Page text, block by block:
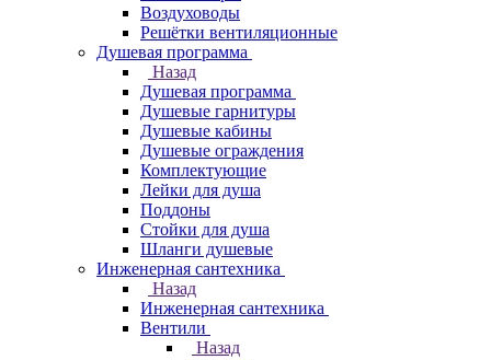
Воздуховоды
Решётки вентиляционные
Душевая программа
Назад
Душевая программа
Душевые гарнитуры
Душевые кабины
Душевые ограждения
Комплектующие
Лейки для душа
Поддоны
Стойки для душа
Шланги душевые
Инженерная сантехника
Назад
Инженерная сантехника
Вентили
Назад